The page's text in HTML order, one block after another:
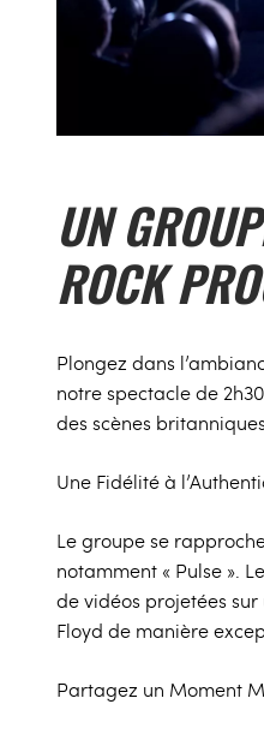
UN
ROCK
Plongez dans
notre spectacle de
des scènes
Une Fidélité à
Le groupe se
notamment « Pulse ».
de vidéos projetées
Floyd de manière
Partagez un Moment